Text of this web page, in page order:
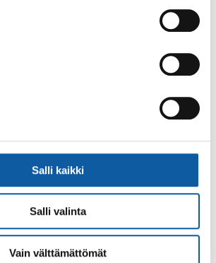
Salli kaikki
Salli valinta
Vain välttämättömät
Vistantie 18
PL 50, 21531 PAIMIO